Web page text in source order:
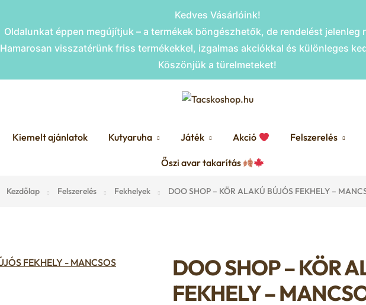
Kedves Vásárlóink!
Oldalunkat éppen megújítjuk – a termékek böngészhetők, de rendelést jelenleg
Hamarosan visszatérünk friss termékekkel, izgalmas akciókkal és különleges
Köszönjük a türelmeteket!
Kiemelt ajánlatok Kutyaruha Játék Akció Felszerelés
Őszi avar takarítás
Kezdőlap Felszerelés Fekhelyek DOO SHOP – KÖR ALAKÚ BÚJÓS FEKHELY –
DOO SHOP – KÖR
FEKHELY –